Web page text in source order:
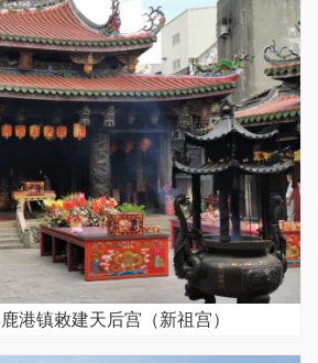
港镇敕建天后宫（新祖宫）